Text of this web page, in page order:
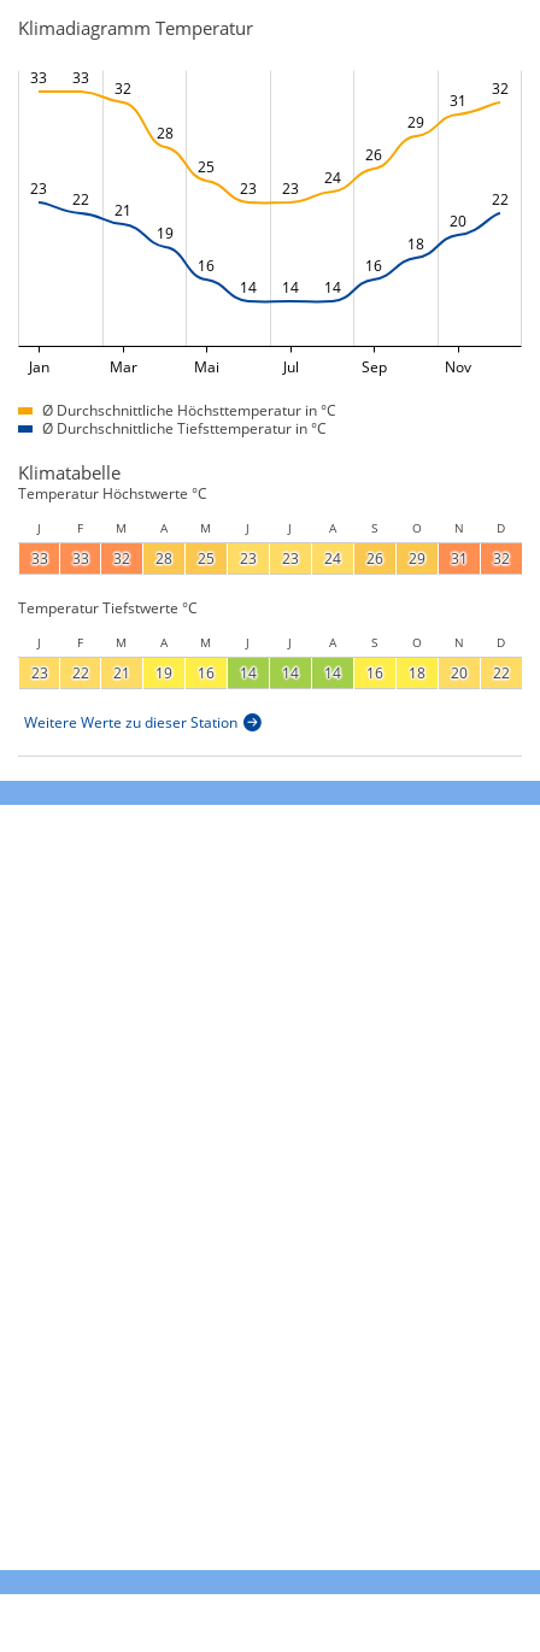
Klimadiagramm Temperatur
33 33
32
28
25
23
23
24
26
29
31
32
23
22
21
19
16
14
14 14
16
18
20
22
Jan Mar Mai Jul Sep Nov
Ø Durchschnittliche Höchsttemperatur in °C
Ø Durchschnittliche Tiefsttemperatur in °C
Klimatabelle
Temperatur Höchstwerte °C
J F M A M J J A S O N D
33 33 32 28 25 23 23 24 26 29 31 32
Temperatur Tiefstwerte °C
J F M A M J J A S O N D
23 22 21 19 16 14 14 14 16 18 20 22
Weitere Werte zu dieser Station